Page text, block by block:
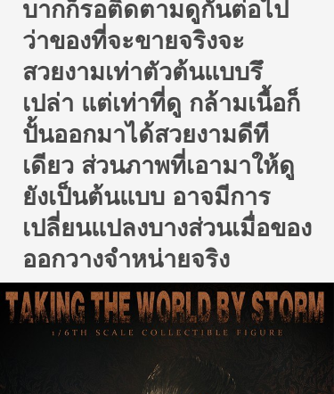
บากก็รอติดตามดูกันต่อไป
ว่าของที่จะขายจริงจะ
สวยงามเท่าตัวต้นแบบรึ
เปล่า แต่เท่าที่ดู กล้ามเนื้อก็
ปั้นออกมาได้สวยงามดีที
เดียว ส่วนภาพที่เอามาให้ดู
ยังเป็นต้นแบบ อาจมีการ
เปลี่ยนแปลงบางส่วนเมื่อของ
ออกวางจำหน่ายจริง